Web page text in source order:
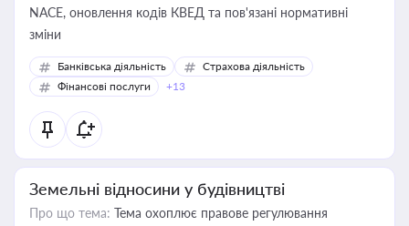
NACE, оновлення кодів КВЕД та пов'язані нормативні
зміни
Банківська діяльність
Страхова діяльність
Фінансові послуги
+13
Земельні відносини у будівництві
Про що тема: Тема охоплює правове регулювання